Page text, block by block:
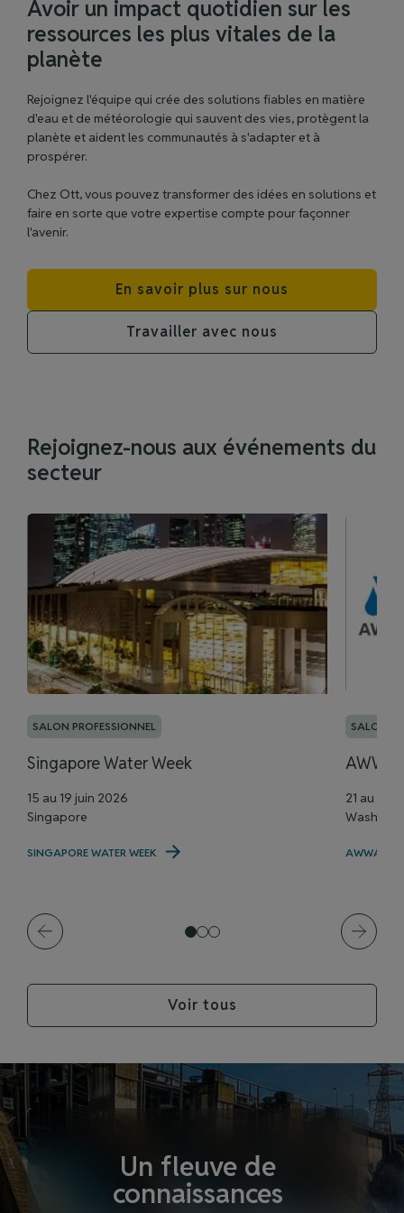
Avoir un impact quotidien sur les
ressources les plus vitales de la
planète
Rejoignez l'équipe qui crée des solutions fiables en matière
d'eau et de météorologie qui sauvent des vies, protègent la
planète et aident les communautés à s'adapter et à
prospérer.
Chez Ott, vous pouvez transformer des idées en solutions et
faire en sorte que votre expertise compte pour façonner
l'avenir.
En savoir plus sur nous
Travailler avec nous
Rejoignez-nous aux événements du
secteur
SALON PROFESSIONNEL
Singapore Water Week
15 au 19 juin 2026
Singapore
SINGAPORE WATER WEEK
SALON
AWWA
21 au 24
AWWA |
Voir tous
Un fleuve de
connaissances